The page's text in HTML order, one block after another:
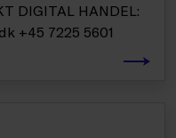
DIGITAL HANDEL:
+45 7225 5601